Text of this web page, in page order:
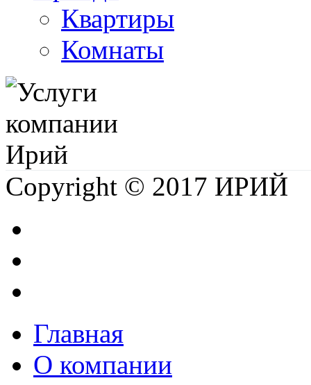
Квартиры
Комнаты
Copyright © 2017 ИРИЙ
Главная
О компании